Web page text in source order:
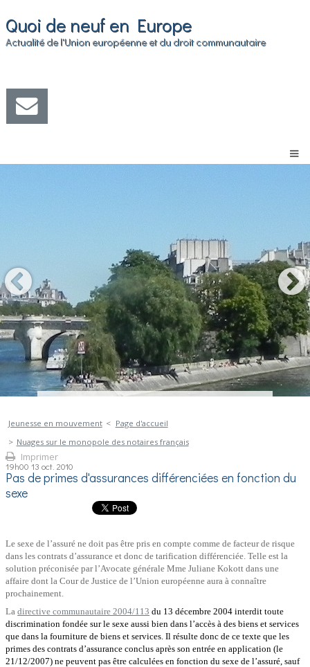
Quoi de neuf en Europe
Actualité de l'Union européenne et du droit communautaire
Jeunesse en mouvement
Page d'accueil
Nuages sur le monopole des notaires français
Imprimer
19h00 13 oct. 2010
Pas de primes d'assurances différenciées en fonction du
sexe
Le sexe de l’assuré ne doit pas être pris en compte comme de facteur de risque
dans les contrats d’assurance et donc de tarification différenciée. Telle est la
solution préconisée par l’Avocate générale Mme Juliane Kokott dans une
affaire dont la Cour de Justice de l’Union européenne aura à connaître
prochainement.
Ladirective communautaire 2004/113 du 13 décembre 2004interdit toute
discrimination fondée sur le sexe aussi bien dans l’accès à des biens et services
que dans la fourniture de biens et services. Il résulte donc de ce texte que les
primes des contrats d’assurance conclus après son entrée en application (le
21/12/2007) ne peuvent pas être calculées en fonction du sexe de l’assuré, sauf